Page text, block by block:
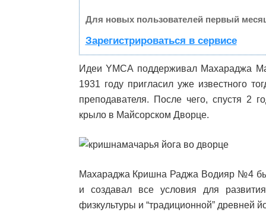
Для новых пользователей первый
Зарегистрироваться в сервисе
Идеи YMCA поддерживал Махараджа
1931 году пригласил уже известного
преподавателя. После чего, спустя 2
крыло в Майсорском Дворце.
Махараджа Кришна Раджа Водияр №4
и создавал все условия для
физкультуры и “традиционной” древней